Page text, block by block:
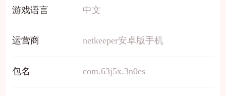
游戏语言 中文
运营商 netkeeper安卓版手机
包名 com.63j5x.3n0es